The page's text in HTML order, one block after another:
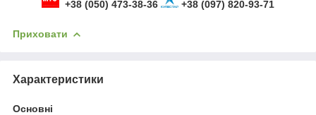
+38 (050) 473-38-36 +38 (097) 820-93-71
Приховати
Характеристики
Основні